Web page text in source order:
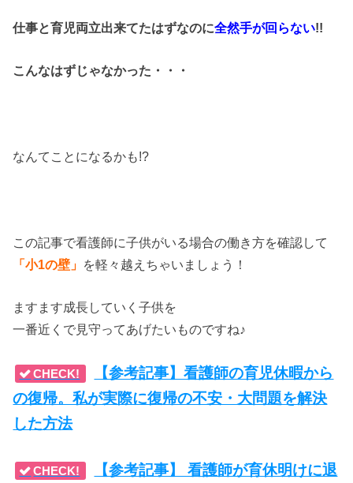
仕事と育児両立出来てたはずなのに全然手が回らない!!
こんなはずじゃなかった・・・
なんてことになるかも!?
この記事で看護師に子供がいる場合の働き方を確認して
「小1の壁」 を軽々越えちゃいましょう！
ますます成長していく子供を
一番近くで見守ってあげたいものですね♪
CHECK!
【参考記事】看護師の育児休暇から
の復帰。私が実際に復帰の不安・大問題を解決
した方法
CHECK!
【参考記事】 看護師が育休明けに退